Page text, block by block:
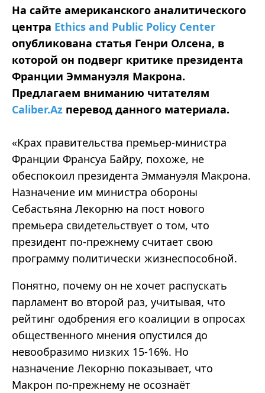
На сайте американского аналитического
центра Ethics and Public Policy Center
опубликована статья Генри Олсена, в
которой он подверг критике президента
Франции Эммануэля Макрона.
Предлагаем вниманию читателям
Caliber.Az перевод данного материала.
«Крах правительства премьер-министра
Франции Франсуа Байру, похоже, не
обеспокоил президента Эммануэля Макрона.
Назначение им министра обороны
Себастьяна Лекорню на пост нового
премьера свидетельствует о том, что
президент по-прежнему считает свою
программу политически жизнеспособной.
Понятно, почему он не хочет распускать
парламент во второй раз, учитывая, что
рейтинг одобрения его коалиции в опросах
общественного мнения опустился до
невообразимо низких 15-16%. Но
назначение Лекорню показывает, что
Макрон по-прежнему не осознаёт